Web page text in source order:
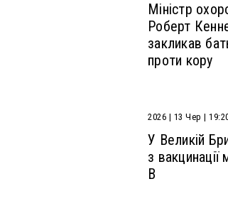
Міністр
Роберт
закликав
проти кору
2026 | 13 Чер |
У Великій
з вакцинації
В